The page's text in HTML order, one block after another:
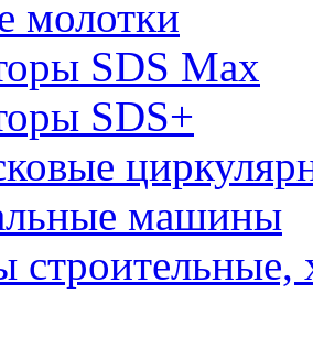
молотки
SDS Max
SDS+
машины